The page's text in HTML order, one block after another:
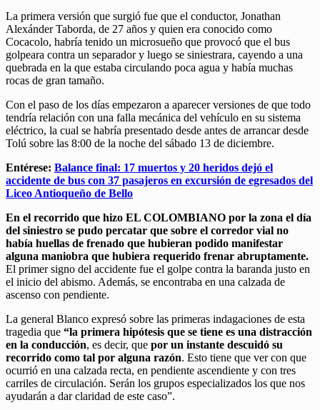
La primera versión que surgió fue que el conductor, Jonathan
Alexánder Taborda, de 27 años y quien era conocido como
Cocacolo, habría tenido un microsueño que provocó que el bus
golpeara contra un separador y luego se siniestrara, cayendo a una
quebrada en la que estaba circulando poca agua y había muchas
rocas de gran tamaño.
Con el paso de los días empezaron a aparecer versiones de que todo
tendría relación con una falla mecánica del vehículo en su sistema
eléctrico, la cual se habría presentado desde antes de arrancar desde
Tolú sobre las 8:00 de la noche del sábado 13 de diciembre.
Entérese: Balance final: 17 muertos y 20 heridos dejó el
accidente de bus con 37 pasajeros en excursión de egresados del
Liceo Antioqueño de Bello
En el recorrido que hizo EL COLOMBIANO por la zona el día
del siniestro se pudo percatar que sobre el corredor vial no
había huellas de frenado que hubieran podido manifestar
alguna maniobra que hubiera requerido frenar abruptamente.
El primer signo del accidente fue el golpe contra la baranda justo en
el inicio del abismo. Además, se encontraba en una calzada de
ascenso con pendiente.
La general Blanco expresó sobre las primeras indagaciones de esta
tragedia que “la primera hipótesis que se tiene es una distracción
en la conducción, es decir, que por un instante descuidó su
recorrido como tal por alguna razón. Esto tiene que ver con que
ocurrió en una calzada recta, en pendiente ascendiente y con tres
carriles de circulación. Serán los grupos especializados los que nos
ayudarán a dar claridad de este caso”.